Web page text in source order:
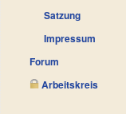
Satzung
Impressum
Forum
Arbeitskreis